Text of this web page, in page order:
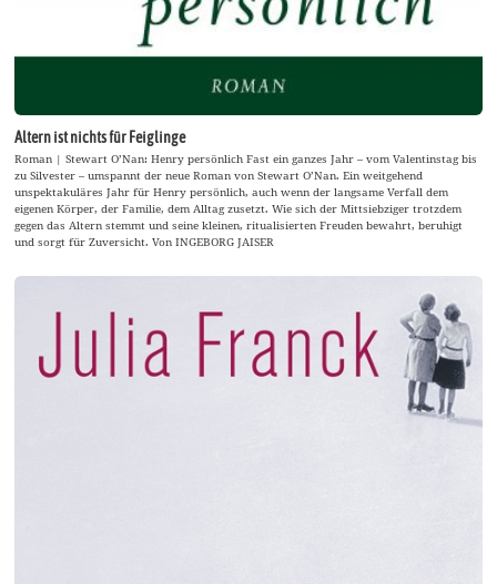
Altern ist nichts für Feiglinge
Roman | Stewart O’Nan: Henry persönlich Fast ein ganzes Jahr – vom Valentinstag bis
zu Silvester – umspannt der neue Roman von Stewart O’Nan. Ein weitgehend
unspektakuläres Jahr für Henry persönlich, auch wenn der langsame Verfall dem
eigenen Körper, der Familie, dem Alltag zusetzt. Wie sich der Mittsiebziger trotzdem
gegen das Altern stemmt und seine kleinen, ritualisierten Freuden bewahrt, beruhigt
und sorgt für Zuversicht. Von INGEBORG JAISER